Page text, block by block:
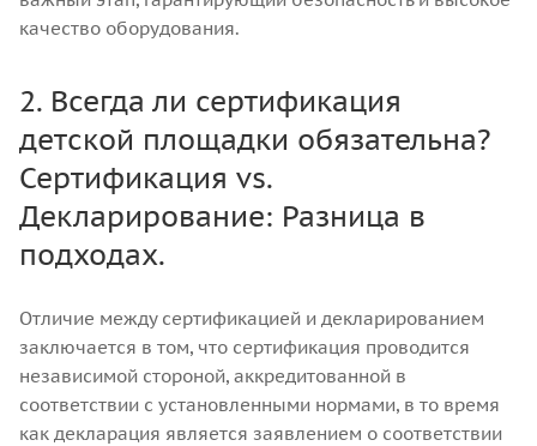
качество оборудования.
2. Всегда ли сертификация
детской площадки обязательна?
Сертификация vs.
Декларирование: Разница в
подходах.
Отличие между сертификацией и декларированием
заключается в том, что сертификация проводится
независимой стороной, аккредитованной в
соответствии с установленными нормами, в то время
как декларация является заявлением о соответствии